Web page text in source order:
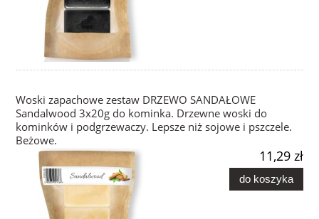
Woski zapachowe zestaw DRZEWO SANDAŁOWE
Sandalwood 3x20g do kominka. Drzewne woski do
kominków i podgrzewaczy. Lepsze niż sojowe i pszczele.
Beżowe.
11,29 zł
do koszyka